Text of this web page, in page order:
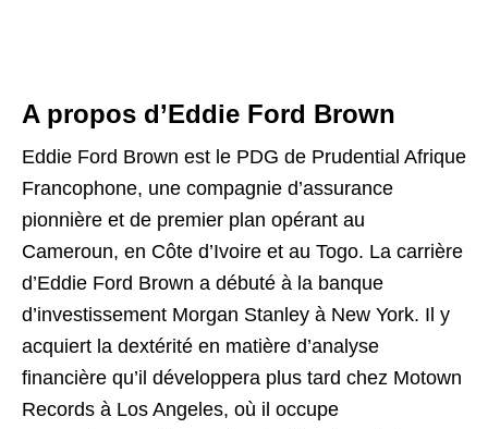
A propos d’Eddie Ford Brown
Eddie Ford Brown est le PDG de Prudential Afrique
Francophone, une compagnie d’assurance
pionnière et de premier plan opérant au
Cameroun, en Côte d’Ivoire et au Togo. La carrière
d’Eddie Ford Brown a débuté à la banque
d’investissement Morgan Stanley à New York. Il y
acquiert la dextérité en matière d’analyse
financière qu’il développera plus tard chez Motown
Records à Los Angeles, où il occupe